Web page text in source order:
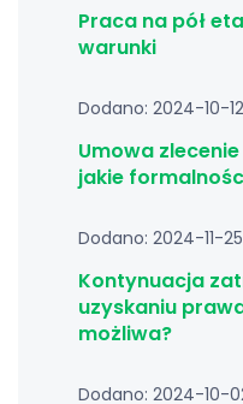
Praca na pół
warunki
Dodano: 2024-10-12
Umowa
jakie
Dodano: 2024-11-25
Kontynuacja
uzyskaniu
możliwa?
Dodano: 2024-10-